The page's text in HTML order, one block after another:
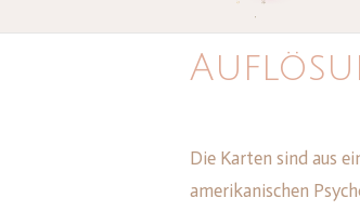
Die Karten sind aus
amerikanischen